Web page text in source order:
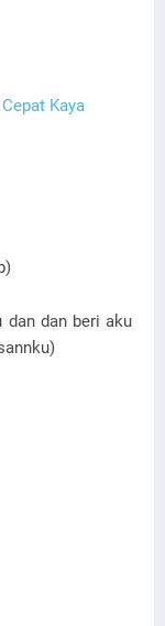
Kaya
dan dan beri aku